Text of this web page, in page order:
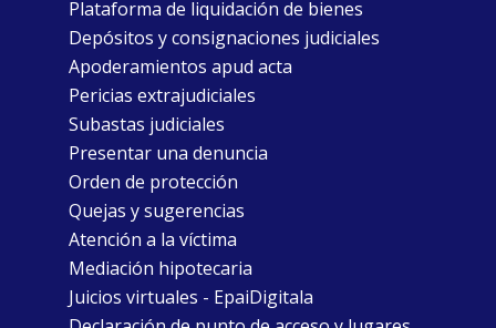
Plataforma de liquidación de bienes
Depósitos y consignaciones judiciales
Apoderamientos apud acta
Pericias extrajudiciales
Subastas judiciales
Presentar una denuncia
Orden de protección
Quejas y sugerencias
Atención a la víctima
Mediación hipotecaria
Juicios virtuales - EpaiDigitala